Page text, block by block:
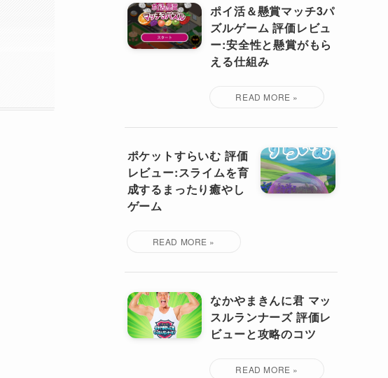
ポイ活＆懸賞マッチ3パ
ズルゲーム 評価レビュ
ー:安全性と懸賞がもら
える仕組み
ポケットすらいむ 評価
レビュー:スライムを育
成するまったり癒やし
ゲーム
なかやまきんに君 マッ
スルランナーズ 評価レ
ビューと攻略のコツ